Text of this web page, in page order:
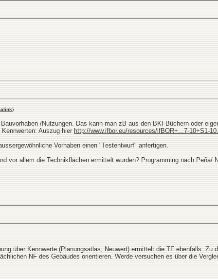
)
/Nutzungen. Das kann man zB aus den BKI-Büchern oder
Auszug hier http://www.ifbor.eu/resources/ifBOR+...7-10+S1-
Vorhaben einen "Testentwurf" anfertigen.
vor allem die Technikflächen ermittelt wurden? Programming nach Peña/
über Kennwerte (Planungsatlas, Neuwert) ermittelt die TF ebenfalls.
NF des Gebäudes orientieren. Werde versuchen es über die